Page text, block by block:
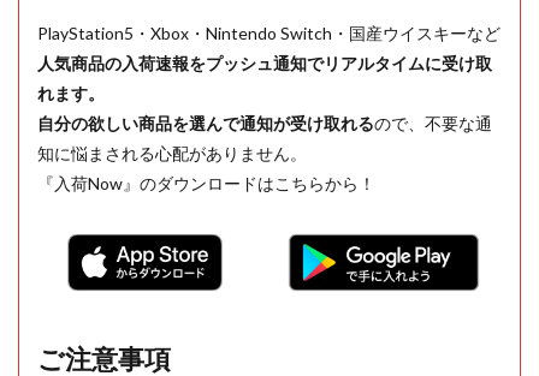
PlayStation5・Xbox・Nintendo Switch・国産ウイスキーなど
人気商品の入荷速報をプッシュ通知でリアルタイムに受け取
れます。
自分の欲しい商品を選んで通知が受け取れるので、不要な通
知に悩まされる心配がありません。
『入荷Now』のダウンロードはこちらから！
ご注意事項